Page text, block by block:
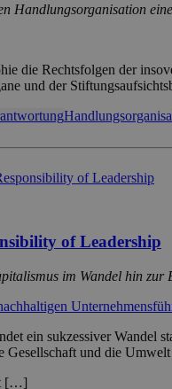
Handlungsorganisation
die Rechtsfolgen der
und der
of Leadership
im Wandel hin zur
ein sukzessiver Wandel
Gesellschaft und die
[…]